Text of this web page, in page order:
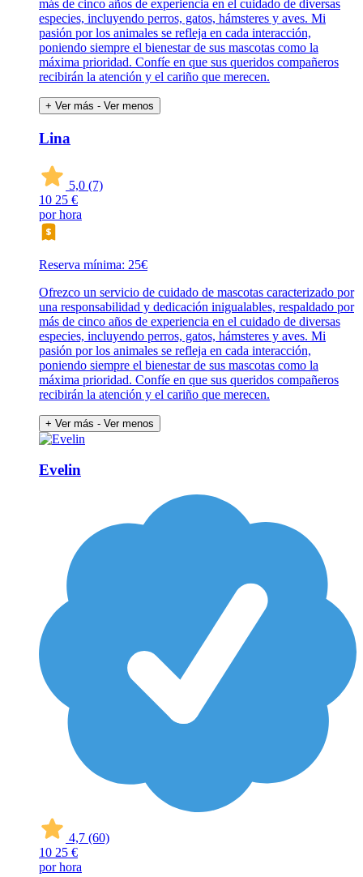
más de cinco años de experiencia en el cuidado de diversas
especies, incluyendo perros, gatos, hámsteres y aves. Mi
pasión por los animales se refleja en cada interacción,
poniendo siempre el bienestar de sus mascotas como la
máxima prioridad. Confíe en que sus queridos compañeros
recibirán la atención y el cariño que merecen.
+ Ver más - Ver menos
Lina
5,0 (7)
10 25 €
por hora
Reserva mínima: 25€
Ofrezco un servicio de cuidado de mascotas caracterizado por
una responsabilidad y dedicación inigualables, respaldado por
más de cinco años de experiencia en el cuidado de diversas
especies, incluyendo perros, gatos, hámsteres y aves. Mi
pasión por los animales se refleja en cada interacción,
poniendo siempre el bienestar de sus mascotas como la
máxima prioridad. Confíe en que sus queridos compañeros
recibirán la atención y el cariño que merecen.
+ Ver más - Ver menos
Evelin
4,7 (60)
10 25 €
por hora